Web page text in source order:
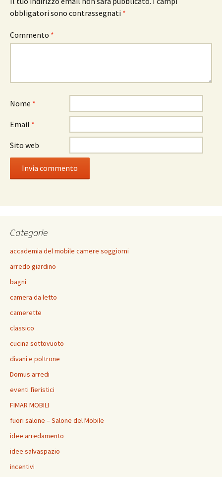
obbligatori sono contrassegnati *
Commento *
Nome *
Email *
Sito web
Categorie
accademia del mobile camere soggiorni
arredo giardino
bagni
camera da letto
camerette
classico
cucina sottovuoto
divani e poltrone
Domus arredi
eventi fieristici
FIMAR MOBILI
fuori salone – Salone del Mobile
idee arredamento
idee salvaspazio
incentivi